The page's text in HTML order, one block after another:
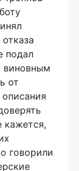
подал
виновным
от
кажется,
говорили